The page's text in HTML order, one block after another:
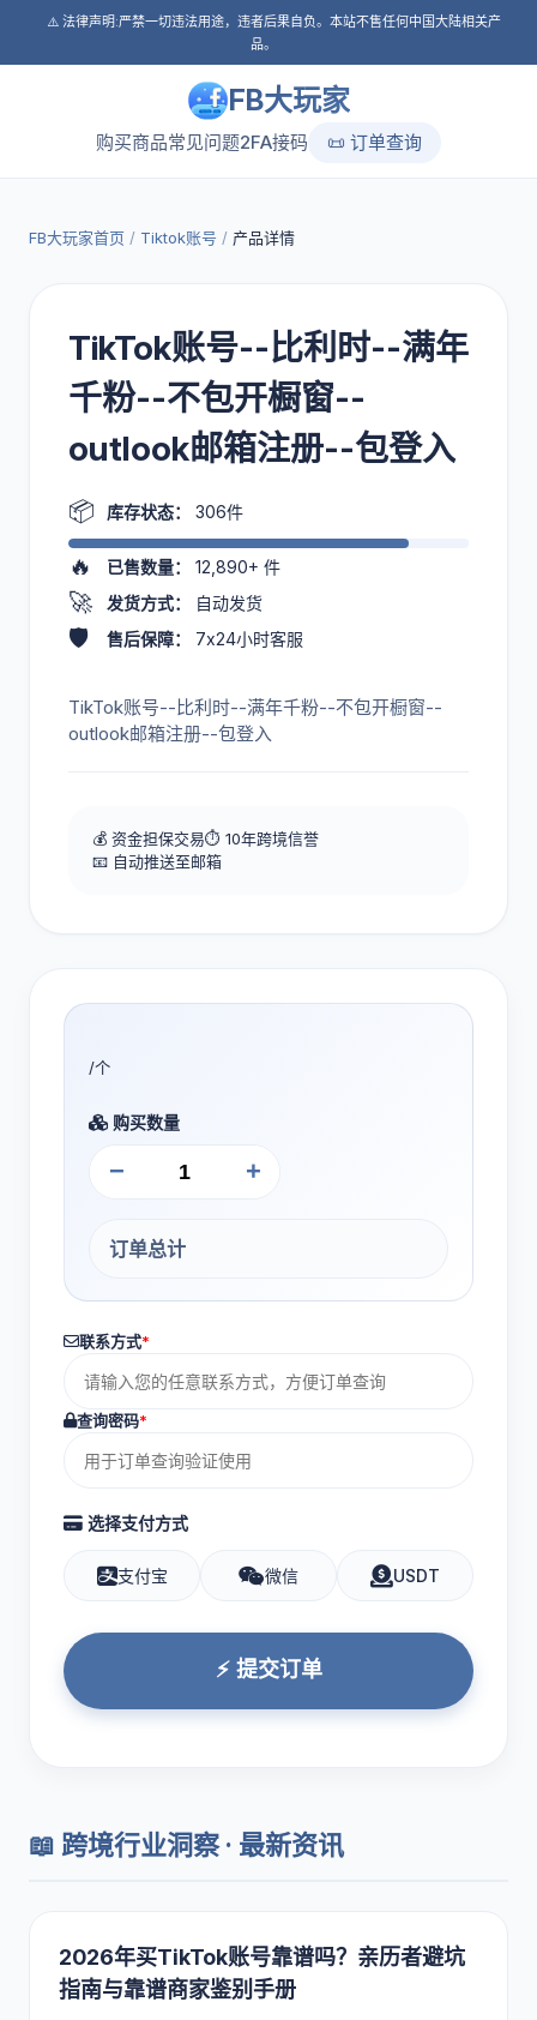
⚠️ 法律声明:严禁一切违法用途，违者后果自负。本站不售任何中国大陆相关产
品。
FB大玩家
购买商品常见问题2FA接码 📜 订单查询
FB大玩家首页 / Tiktok账号 / 产品详情
TikTok账号--比利时--满年
千粉--不包开橱窗--
outlook邮箱注册--包登入
📦 库存状态： 306件
🔥 已售数量： 12,890+ 件
🚀 发货方式： 自动发货
🛡️ 售后保障： 7x24小时客服
TikTok账号--比利时--满年千粉--不包开橱窗--
outlook邮箱注册--包登入
💰 资金担保交易⏱️ 10年跨境信誉
📧 自动推送至邮箱
/个
购买数量
− +
订单总计
联系方式*
查询密码*
选择支付方式
支付宝 微信 USDT
⚡ 提交订单
📖 跨境行业洞察 · 最新资讯
2026年买TikTok账号靠谱吗？亲历者避坑
指南与靠谱商家鉴别手册